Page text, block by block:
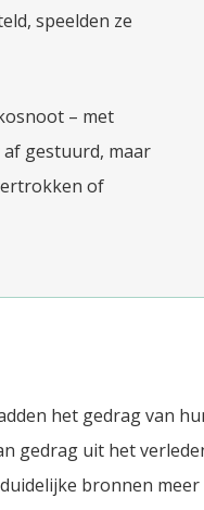
speelden ze
– met
gestuurd, maar
of
het gedrag van
gedrag uit het
bronnen meer